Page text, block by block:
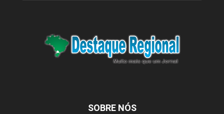
SOBRE NÓS